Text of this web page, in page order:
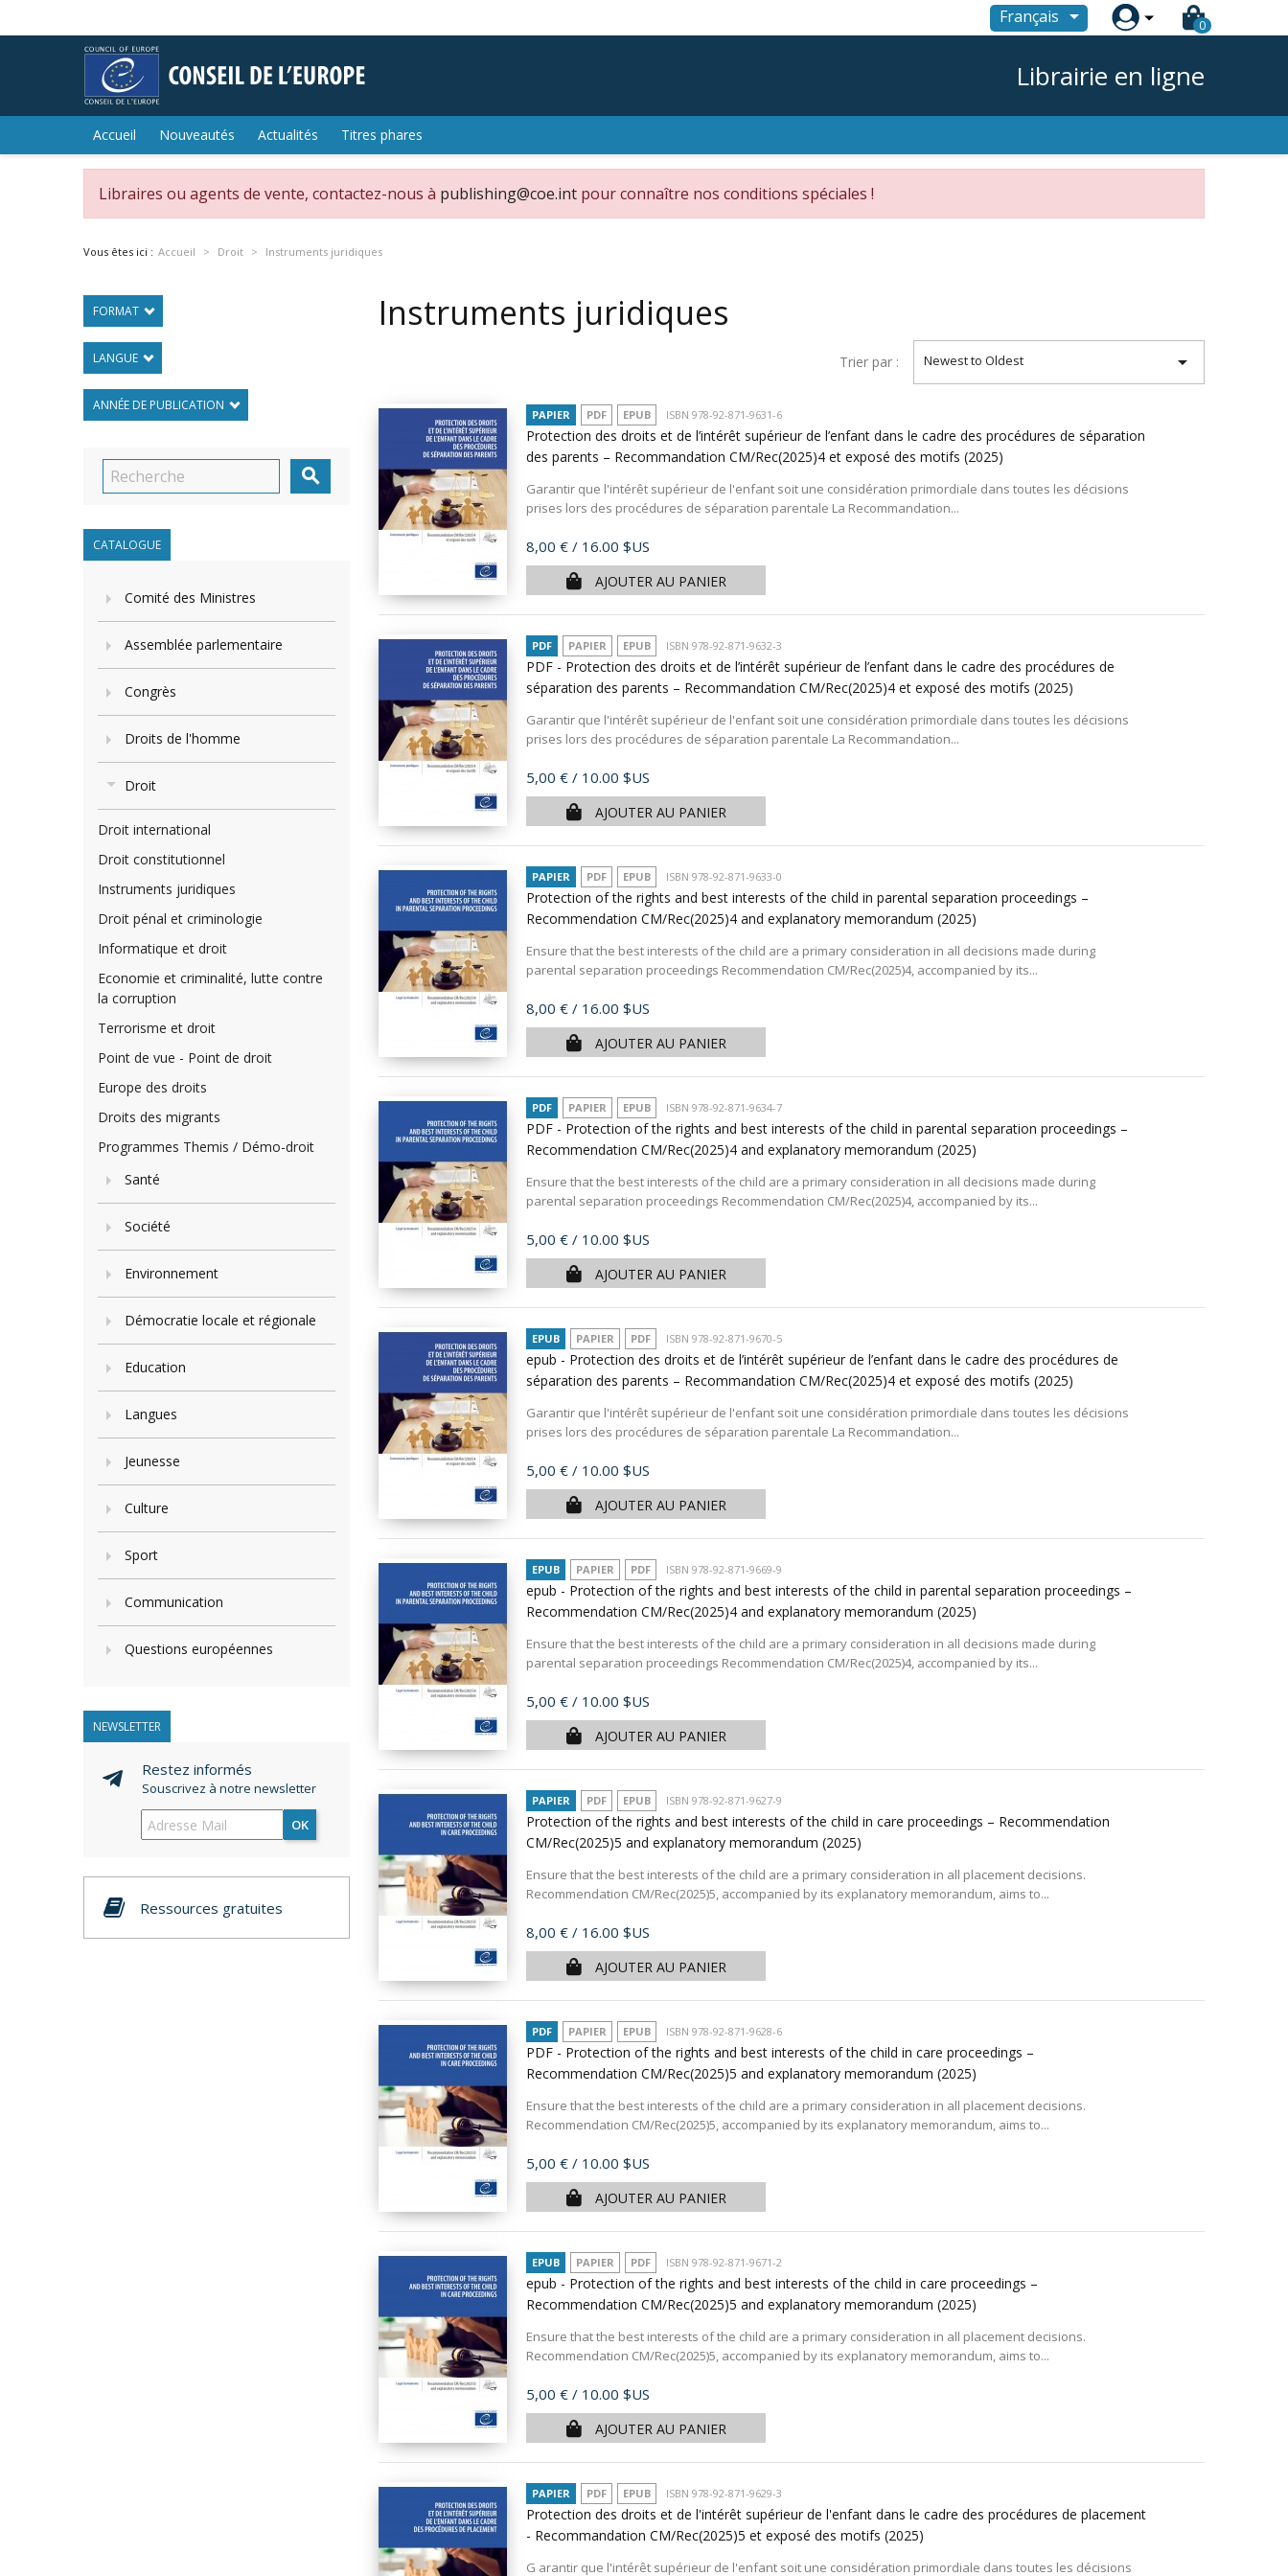
Français  0
Librairie en ligne
Accueil Nouveautés Actualités Titres phares
Libraires ou agents de vente, contactez-nous à publishing@coe.int pour connaître nos conditions spéciales !
Vous êtes ici : Accueil Droit Instruments juridiques
FORMAT
LANGUE
ANNÉE DE PUBLICATION

CATALOGUE
Comité des Ministres
Assemblée parlementaire
Congrès
Droits de l'homme
Droit
Droit international
Droit constitutionnel
Instruments juridiques
Droit pénal et criminologie
Informatique et droit
Economie et criminalité, lutte contre
la corruption
Terrorisme et droit
Point de vue - Point de droit
Europe des droits
Droits des migrants
Programmes Themis / Démo-droit
Santé
Société
Environnement
Démocratie locale et régionale
Education
Langues
Jeunesse
Culture
Sport
Communication
Questions européennes
NEWSLETTER
Restez informés
Souscrivez à notre newsletter
OK
Ressources gratuites
Instruments juridiques
Trier par : Newest to Oldest 
PAPIER PDF EPUB ISBN 978-92-871-9631-6
Protection des droits et de l’intérêt supérieur de l’enfant dans le cadre des procédures de séparation
des parents – Recommandation CM/Rec(2025)4 et exposé des motifs (2025)
Garantir que l'intérêt supérieur de l'enfant soit une considération primordiale dans toutes les décisions
prises lors des procédures de séparation parentale La Recommandation...
Prix
8,00 € / 16.00 $US
AJOUTER AU PANIER
PDF PAPIER EPUB ISBN 978-92-871-9632-3
PDF - Protection des droits et de l’intérêt supérieur de l’enfant dans le cadre des procédures de
séparation des parents – Recommandation CM/Rec(2025)4 et exposé des motifs (2025)
Garantir que l'intérêt supérieur de l'enfant soit une considération primordiale dans toutes les décisions
prises lors des procédures de séparation parentale La Recommandation...
Prix
5,00 € / 10.00 $US
AJOUTER AU PANIER
PAPIER PDF EPUB ISBN 978-92-871-9633-0
Protection of the rights and best interests of the child in parental separation proceedings –
Recommendation CM/Rec(2025)4 and explanatory memorandum (2025)
Ensure that the best interests of the child are a primary consideration in all decisions made during
parental separation proceedings Recommendation CM/Rec(2025)4, accompanied by its...
Prix
8,00 € / 16.00 $US
AJOUTER AU PANIER
PDF PAPIER EPUB ISBN 978-92-871-9634-7
PDF - Protection of the rights and best interests of the child in parental separation proceedings –
Recommendation CM/Rec(2025)4 and explanatory memorandum (2025)
Ensure that the best interests of the child are a primary consideration in all decisions made during
parental separation proceedings Recommendation CM/Rec(2025)4, accompanied by its...
Prix
5,00 € / 10.00 $US
AJOUTER AU PANIER
EPUB PAPIER PDF ISBN 978-92-871-9670-5
epub - Protection des droits et de l’intérêt supérieur de l’enfant dans le cadre des procédures de
séparation des parents – Recommandation CM/Rec(2025)4 et exposé des motifs (2025)
Garantir que l'intérêt supérieur de l'enfant soit une considération primordiale dans toutes les décisions
prises lors des procédures de séparation parentale La Recommandation...
Prix
5,00 € / 10.00 $US
AJOUTER AU PANIER
EPUB PAPIER PDF ISBN 978-92-871-9669-9
epub - Protection of the rights and best interests of the child in parental separation proceedings –
Recommendation CM/Rec(2025)4 and explanatory memorandum (2025)
Ensure that the best interests of the child are a primary consideration in all decisions made during
parental separation proceedings Recommendation CM/Rec(2025)4, accompanied by its...
Prix
5,00 € / 10.00 $US
AJOUTER AU PANIER
PAPIER PDF EPUB ISBN 978-92-871-9627-9
Protection of the rights and best interests of the child in care proceedings – Recommendation
CM/Rec(2025)5 and explanatory memorandum (2025)
Ensure that the best interests of the child are a primary consideration in all placement decisions.
Recommendation CM/Rec(2025)5, accompanied by its explanatory memorandum, aims to...
Prix
8,00 € / 16.00 $US
AJOUTER AU PANIER
PDF PAPIER EPUB ISBN 978-92-871-9628-6
PDF - Protection of the rights and best interests of the child in care proceedings –
Recommendation CM/Rec(2025)5 and explanatory memorandum (2025)
Ensure that the best interests of the child are a primary consideration in all placement decisions.
Recommendation CM/Rec(2025)5, accompanied by its explanatory memorandum, aims to...
Prix
5,00 € / 10.00 $US
AJOUTER AU PANIER
EPUB PAPIER PDF ISBN 978-92-871-9671-2
epub - Protection of the rights and best interests of the child in care proceedings –
Recommendation CM/Rec(2025)5 and explanatory memorandum (2025)
Ensure that the best interests of the child are a primary consideration in all placement decisions.
Recommendation CM/Rec(2025)5, accompanied by its explanatory memorandum, aims to...
Prix
5,00 € / 10.00 $US
AJOUTER AU PANIER
PAPIER PDF EPUB ISBN 978-92-871-9629-3
Protection des droits et de l'intérêt supérieur de l'enfant dans le cadre des procédures de placement
- Recommandation CM/Rec(2025)5 et exposé des motifs (2025)
G arantir que l'intérêt supérieur de l'enfant soit une considération primordiale dans toutes les décisions